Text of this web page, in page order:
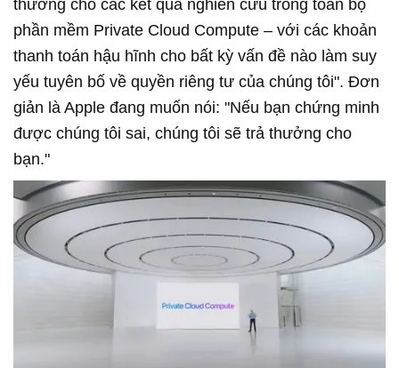
thưởng cho các kết quả nghiên cứu trong toàn bộ
phần mềm Private Cloud Compute – với các khoản
thanh toán hậu hĩnh cho bất kỳ vấn đề nào làm suy
yếu tuyên bố về quyền riêng tư của chúng tôi". Đơn
giản là Apple đang muốn nói: "Nếu bạn chứng minh
được chúng tôi sai, chúng tôi sẽ trả thưởng cho
bạn."